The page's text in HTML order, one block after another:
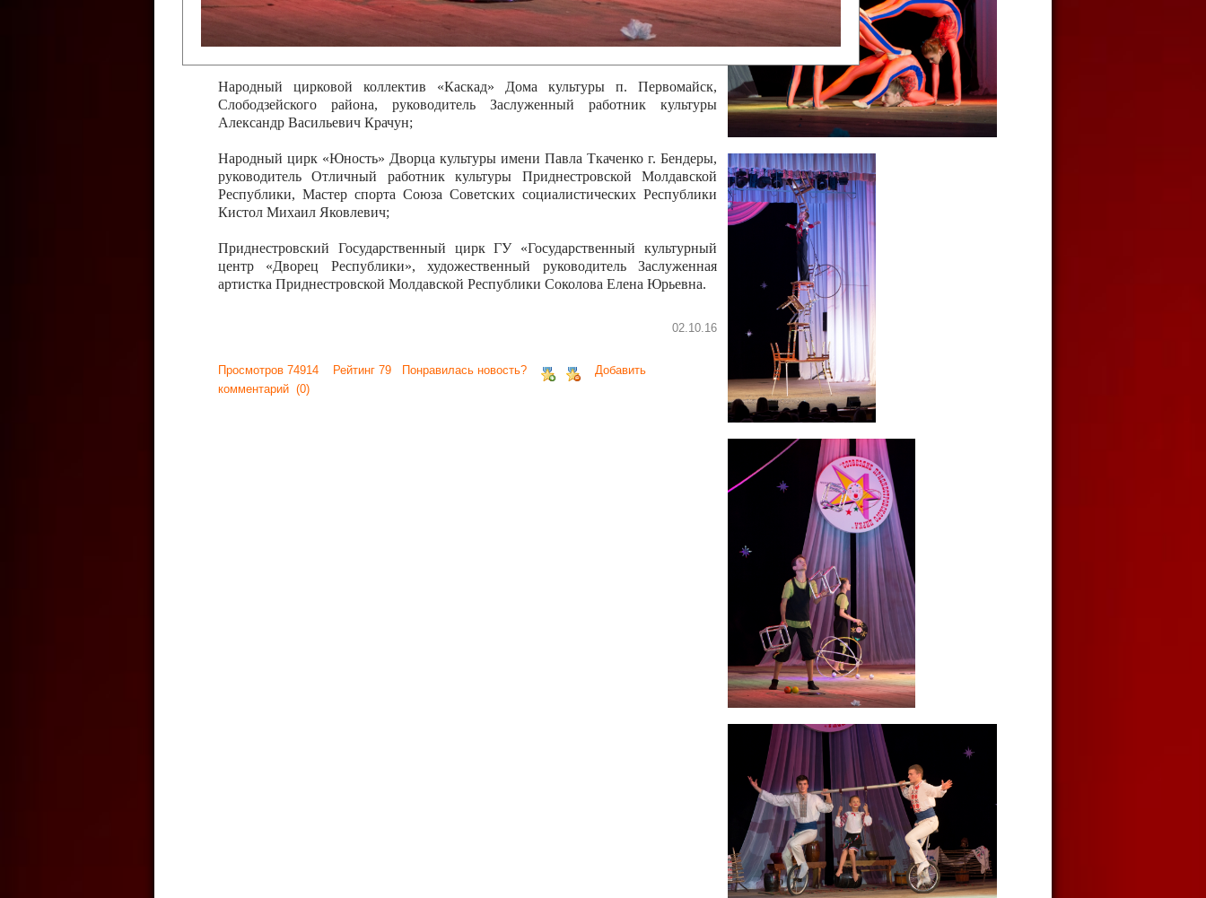
Образцовый цирковой коллектив «Радуга» Городской дворец культуры г.
Тирасполь, руководитель Отличный работник культуры Приднестровской
Молдавской Республики Николай Юрьевич Елистратов;
Народный цирковой коллектив «Каскад» Дома культуры п. Первомайск,
Слободзейского района, руководитель Заслуженный работник культуры
Александр Васильевич Крачун;
Народный цирк «Юность» Дворца культуры имени Павла Ткаченко г. Бендеры,
руководитель Отличный работник культуры Приднестровской Молдавской
Республики, Мастер спорта Союза Советских социалистических Республики
Кистол Михаил Яковлевич;
Приднестровский Государственный цирк ГУ «Государственный культурный
центр «Дворец Республики», художественный руководитель Заслуженная
артистка Приднестровской Молдавской Республики Соколова Елена Юрьевна.
02.10.16
Просмотров 74914 Рейтинг 79 Понравилась новость?
Добавить
комментарий (0)